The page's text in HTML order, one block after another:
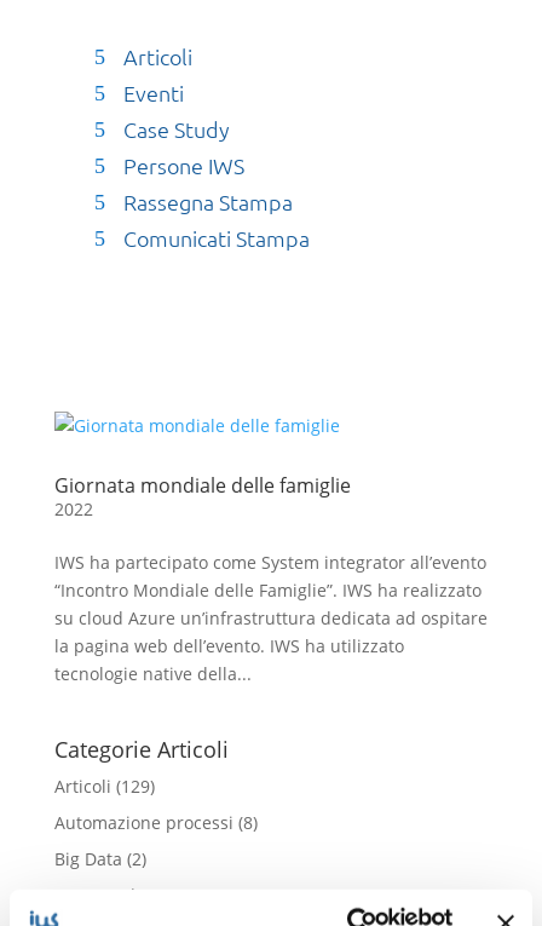
Articoli
Eventi
Case Study
Persone IWS
Rassegna Stampa
Comunicati Stampa
Giornata mondiale delle famiglie
2022
IWS ha partecipato come System integrator all’evento
“Incontro Mondiale delle Famiglie”. IWS ha realizzato
su cloud Azure un’infrastruttura dedicata ad ospitare
la pagina web dell’evento. IWS ha utilizzato
tecnologie native della...
Categorie Articoli
Articoli (129)
Automazione processi (8)
Big Data (2)
Case Study